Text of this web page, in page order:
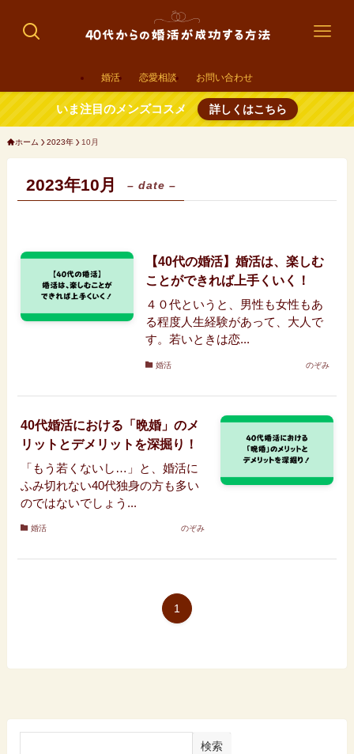
婚活 恋愛相談 お問い合わせ
いま注目のメンズコスメ 詳しくはこちら
ホーム 2023年 10月
2023年10月 – date –
【40代の婚活】婚活は、楽しむ
ことができれば上手くいく！
４０代というと、男性も女性もあ
る程度人生経験があって、大人で
す。若いときは恋...
婚活 のぞみ
40代婚活における「晩婚」のメ
リットとデメリットを深掘り！
「もう若くないし…」と、婚活に
ふみ切れない40代独身の方も多い
のではないでしょう...
婚活 のぞみ
1
検索